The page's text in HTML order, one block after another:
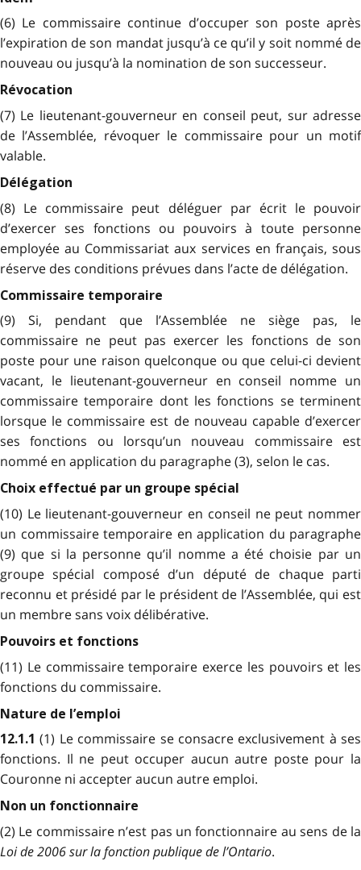
(6) Le commissaire continue d’occuper son poste après
l’expiration de son mandat jusqu’à ce qu’il y soit nommé de
nouveau ou jusqu’à la nomination de son successeur.
Révocation
(7) Le lieutenant-gouverneur en conseil peut, sur adresse
de l’Assemblée, révoquer le commissaire pour un motif
valable.
Délégation
(8) Le commissaire peut déléguer par écrit le pouvoir
d’exercer ses fonctions ou pouvoirs à toute personne
employée au Commissariat aux services en français, sous
réserve des conditions prévues dans l’acte de délégation.
Commissaire temporaire
(9) Si, pendant que l’Assemblée ne siège pas, le
commissaire ne peut pas exercer les fonctions de son
poste pour une raison quelconque ou que celui-ci devient
vacant, le lieutenant-gouverneur en conseil nomme un
commissaire temporaire dont les fonctions se terminent
lorsque le commissaire est de nouveau capable d’exercer
ses fonctions ou lorsqu’un nouveau commissaire est
nommé en application du paragraphe (3), selon le cas.
Choix effectué par un groupe spécial
(10) Le lieutenant-gouverneur en conseil ne peut nommer
un commissaire temporaire en application du paragraphe
(9) que si la personne qu’il nomme a été choisie par un
groupe spécial composé d’un député de chaque parti
reconnu et présidé par le président de l’Assemblée, qui est
un membre sans voix délibérative.
Pouvoirs et fonctions
(11) Le commissaire temporaire exerce les pouvoirs et les
fonctions du commissaire.
Nature de l’emploi
12.1.1(1) Le commissaire se consacre exclusivement à ses
fonctions. Il ne peut occuper aucun autre poste pour la
Couronne ni accepter aucun autre emploi.
Non un fonctionnaire
(2) Le commissaire n’est pas un fonctionnaire au sens de la
Loi de 2006 sur la fonction publique de l’Ontario.